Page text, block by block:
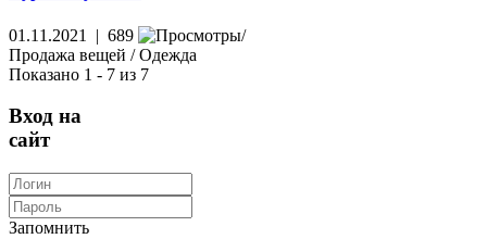
01.11.2021 | 689
Продажа вещей / Одежда
Показано 1 - 7 из 7
Вход на
сайт
Запомнить